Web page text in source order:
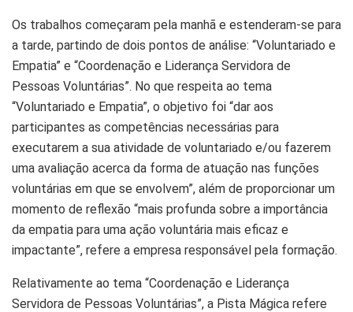
Os trabalhos começaram pela manhã e estenderam-se para
a tarde, partindo de dois pontos de análise: “Voluntariado e
Empatia” e “Coordenação e Liderança Servidora de
Pessoas Voluntárias”. No que respeita ao tema
“Voluntariado e Empatia”, o objetivo foi “dar aos
participantes as competências necessárias para
executarem a sua atividade de voluntariado e/ou fazerem
uma avaliação acerca da forma de atuação nas funções
voluntárias em que se envolvem”, além de proporcionar um
momento de reflexão “mais profunda sobre a importância
da empatia para uma ação voluntária mais eficaz e
impactante”, refere a empresa responsável pela formação.
Relativamente ao tema “Coordenação e Liderança
Servidora de Pessoas Voluntárias”, a Pista Mágica refere